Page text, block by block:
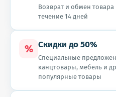
Возврат и обмен товара
течение 14 дней
% Скидки до 50%
Специальные
канцтовары, мебель и
популярные товары